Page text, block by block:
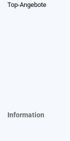
Top-Angebote
Information